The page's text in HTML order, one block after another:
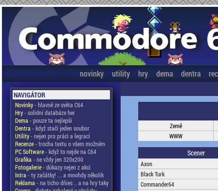
novinky utility hry dema dentra
NAVIGÁTOR
Novinky- hlavně ze světa C64
Hry- solidní databáze her
Dema - pouze ta nejlepší
Dentra - když stačí jeden soubor
Utility- nejen pro práci a legraci
Recenze- trocha textu o všem možném
PC Software- když to nejde na C64
Grafika - ne vždy jen 320x200
Fotogalerie- důkazy nejen z akcí
Intra - ty začátky! ... a mnohdy několik
Reklama - na ticho dňies .. a na hry taky
Země
WWW
Scener
Axon
Black Turk
Commander64